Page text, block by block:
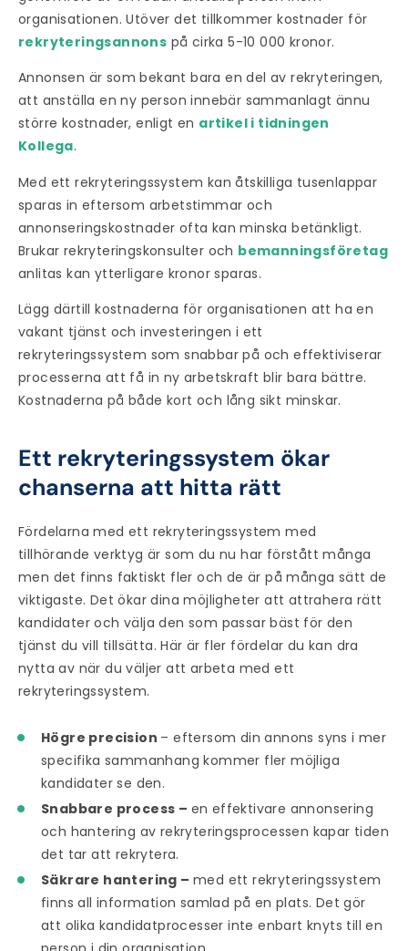
organisationen. Utöver det tillkommer kostnader för
rekryteringsannons på cirka 5-10 000 kronor.
Annonsen är som bekant bara en del av rekryteringen,
att anställa en ny person innebär sammanlagt ännu
större kostnader, enligt en artikel i tidningen
Kollega.
Med ettrekryteringssystem kan åtskilliga tusenlappar
sparas in eftersom arbetstimmar och
annonseringskostnader ofta kan minska betänkligt.
Brukar rekryteringskonsulter och bemanningsföretag
anlitas kan ytterligare kronor sparas.
Lägg därtill kostnaderna för organisationen att ha en
vakant tjänst och investeringen i ett
rekryteringssystem som snabbar på och effektiviserar
processerna att få in ny arbetskraft blir bara bättre.
Kostnaderna på både kort och lång sikt minskar.
Ett rekryteringssystem ökar
chanserna att hitta rätt
Fördelarna med ett rekryteringssystem med
tillhörande verktyg är som du nu har förstått många
men det finns faktiskt fler och de är på många sätt de
viktigaste. Det ökar dina möjligheter att attrahera rätt
kandidater och välja den som passar bäst för den
tjänst du vill tillsätta. Här är fler fördelar du kan dra
nytta av när du väljer att arbeta med ett
rekryteringssystem.
Högre precision – eftersom din annons syns i mer
specifika sammanhang kommer fler möjliga
kandidater se den.
Snabbare process – en effektivare annonsering
och hantering av rekryteringsprocessen kapar tiden
det tar att rekrytera.
Säkrare hantering – med ett rekryteringssystem
finns all information samlad på en plats. Det gör
att olika kandidatprocesser inte enbart knyts till en